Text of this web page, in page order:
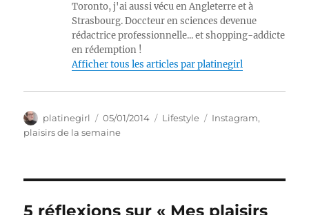
Toronto, j'ai aussi vécu en Angleterre et à
Strasbourg. Doccteur en sciences devenue
rédactrice professionnelle... et shopping-addicte
en rédemption !
Afficher tous les articles par platinegirl
Auteur
platinegirl
Publié
le
05/01/2014 Catégories
Lifestyle Étiquettes
Instagram,
plaisirs de la semaine
5 réflexions sur « Mes plaisirs